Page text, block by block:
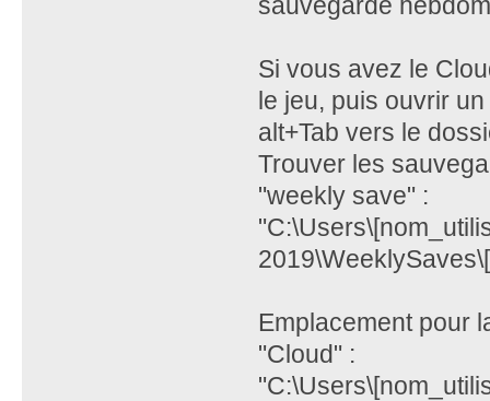
Si vous avez le
le jeu, puis ouvrir
alt+Tab vers le
Trouver les
"weekly save" :
Emplacement pour
"Cloud" :